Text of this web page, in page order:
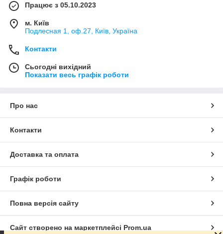
Працює з 05.10.2023
м. Київ
Подлесная 1, оф.27, Київ, Україна
Контакти
Сьогодні вихідний
Показати весь графік роботи
Про нас
Контакти
Доставка та оплата
Графік роботи
Повна версія сайту
Сайт створено на маркетплейсі Prom.ua